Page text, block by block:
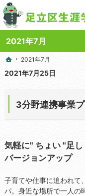
2021年7月
人と学びを結ぶターミナルステーシ
足立区生涯学習センターの総合案内サ
ホーム
2021年7月
2021年7月25日
3分野連携事業
気軽に" ちょい "足
バージョンアップ
子育てや仕事に追われて
パ。身近な場所で一人の
ホーム
2021年7月